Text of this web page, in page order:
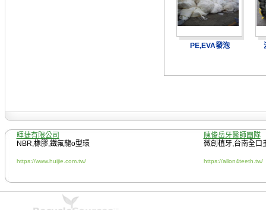
PE,EVA發泡
暉捷有限公司
NBR,橡膠,鐵氟龍o型環
https://www.huijie.com.tw/
陳俊岳牙醫師團隊
微創植牙,台南全口
https://allon4teeth.tw/